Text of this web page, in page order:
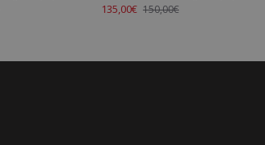
135,00€ 150,00€